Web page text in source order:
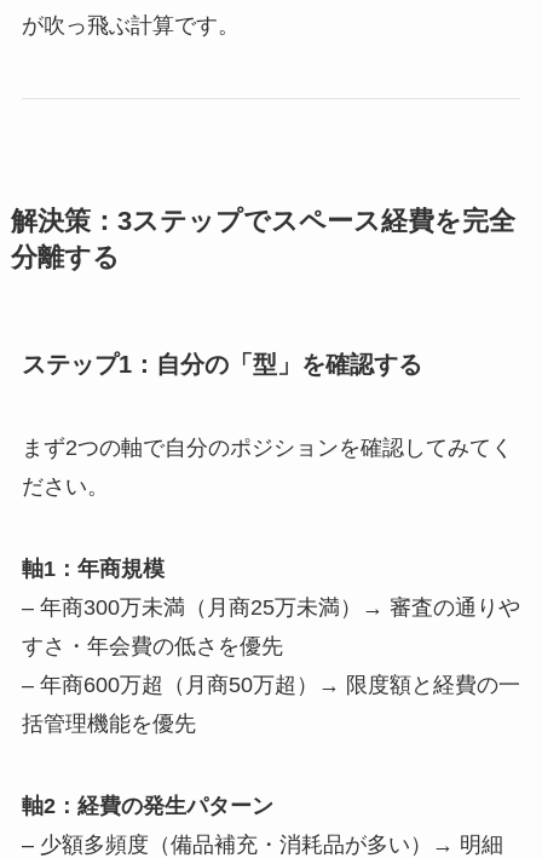
が吹っ飛ぶ計算です。
解決策：3ステップでスペース経費を完全
分離する
ステップ1：自分の「型」を確認する
まず2つの軸で自分のポジションを確認してみてく
ださい。
軸1：年商規模
– 年商300万未満（月商25万未満）→ 審査の通りや
すさ・年会費の低さを優先
– 年商600万超（月商50万超）→ 限度額と経費の一
括管理機能を優先
軸2：経費の発生パターン
– 少額多頻度（備品補充・消耗品が多い）→ 明細